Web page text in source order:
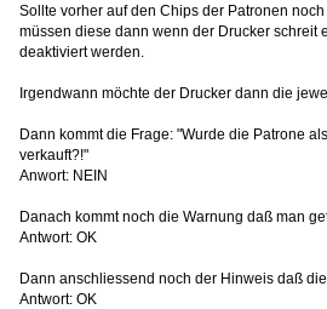
Sollte vorher auf den Chips der Patronen noch
müssen diese dann wenn der Drucker schreit
deaktiviert werden.
Irgendwann möchte der Drucker dann die
Dann kommt die Frage: "Wurde die Patrone
verkauft?!"
Anwort: NEIN
Danach kommt noch die Warnung daß man
Antwort: OK
Dann anschliessend noch der Hinweis daß
Antwort: OK